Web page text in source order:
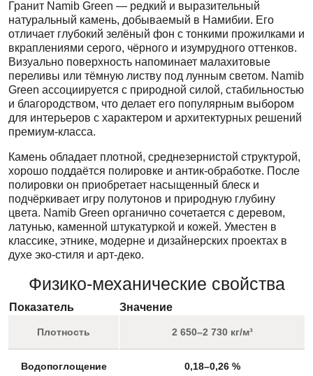
Гранит Namib Green — редкий и выразительный
натуральный камень, добываемый в Намибии. Его
отличает глубокий зелёный фон с тонкими прожилками и
вкраплениями серого, чёрного и изумрудного оттенков.
Визуально поверхность напоминает малахитовые
переливы или тёмную листву под лунным светом. Namib
Green ассоциируется с природной силой, стабильностью
и благородством, что делает его популярным выбором
для интерьеров с характером и архитектурных решений
премиум-класса.
Камень обладает плотной, среднезернистой структурой,
хорошо поддаётся полировке и антик-обработке. После
полировки он приобретает насыщенный блеск и
подчёркивает игру полутонов и природную глубину
цвета. Namib Green органично сочетается с деревом,
латунью, каменной штукатуркой и кожей. Уместен в
классике, этнике, модерне и дизайнерских проектах в
духе эко-стиля и арт-деко.
Физико-механические свойства
Показатель Значение
Плотность 2 650–2 730 кг/м³
Водопоглощение 0,18–0,26 %